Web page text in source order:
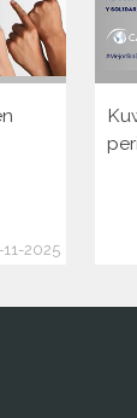
11-2025